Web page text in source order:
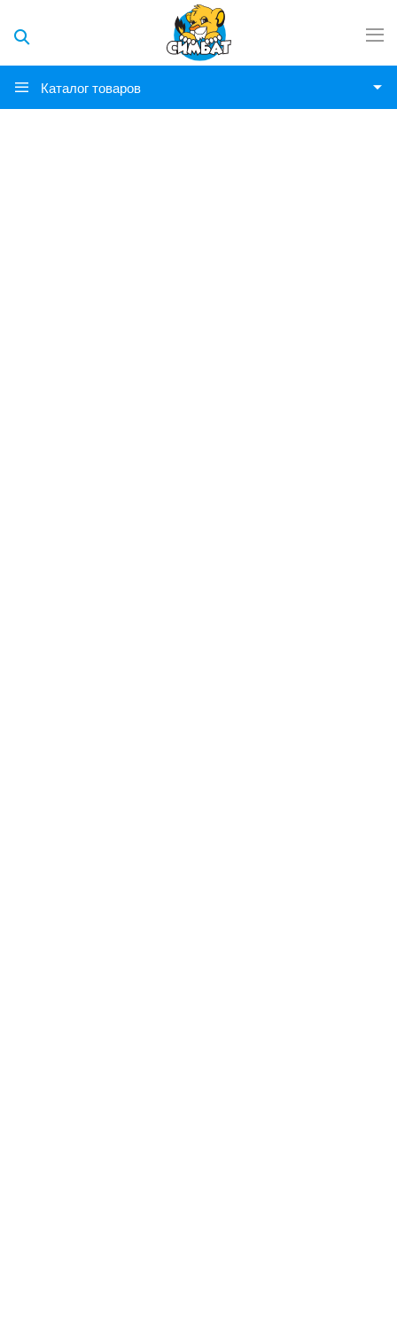
Каталог товаров